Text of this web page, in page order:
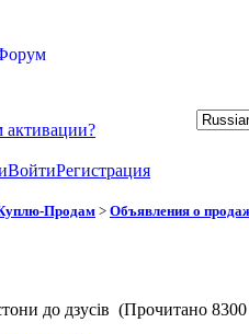
активации?
ВойтиРегистрация
Продам> Объявления о
до дзусів (Прочитано 8300